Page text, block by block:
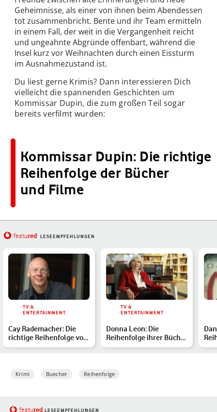
Geheimnisse, als einer von ihnen beim Abendessen
tot zusammenbricht. Bente und ihr Team ermitteln
in einem Fall, der weit in die Vergangenheit reicht
und ungeahnte Abgründe offenbart, während die
Insel kurz vor Weihnachten durch einen Eissturm
im Ausnahmezustand ist.
Du liest gerne Krimis? Dann interessieren Dich
vielleicht die spannenden Geschichten um
Kommissar Dupin, die zum großen Teil sogar
bereits verfilmt wurden:
Kommissar Dupin: Die richtige
Reihenfolge der Bücher
und Filme
featured LESEEMPFEHLUNGEN
TV &
ENTERTAINMENT
Cay Rademacher: Die
richtige Reihenfolge von
Roger Blanc & Co.
TV &
ENTERTAINMENT
Donna Leon: Die
Reihenfolge ihrer Bücher
& Filme
Krimi Buecher Reihenfolge
featured LESEEMPFEHLUNGEN